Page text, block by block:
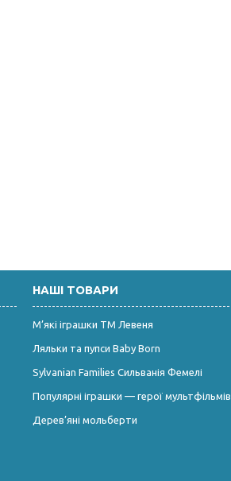
НАШІ ТОВАРИ
М’які іграшки ТМ Левеня
Ляльки та пупси Baby Born
Sylvanian Families Сильванія Фемелі
Популярні іграшки — герої мультфільмів
Дерев’яні мольберти